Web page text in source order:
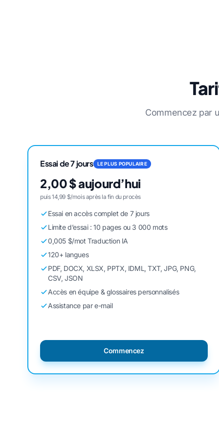
Commencez par
Essai de 7 jours LE PLUS POPULAIRE
2,00 $ aujourd’hui
puis 14,99 $/mois après la fin du procès
Essai en accès complet de 7 jours
Limite d’essai : 10 pages ou 3 000 mots
0,005 $/mot Traduction IA
120+ langues
PDF, DOCX, XLSX, PPTX, IDML, TXT, JPG, PNG,
CSV, JSON
Accès en équipe & glossaires personnalisés
Assistance par e-mail
Commencez